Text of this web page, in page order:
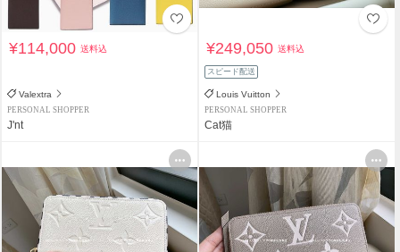
¥114,000送料込
Valextra
PERSONAL SHOPPER
J'nt
¥249,050送料込
スピード配送
Louis Vuitton
PERSONAL SHOPPER
Cat猫